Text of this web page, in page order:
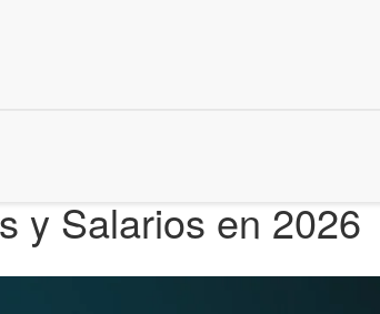
y Salarios en 2026